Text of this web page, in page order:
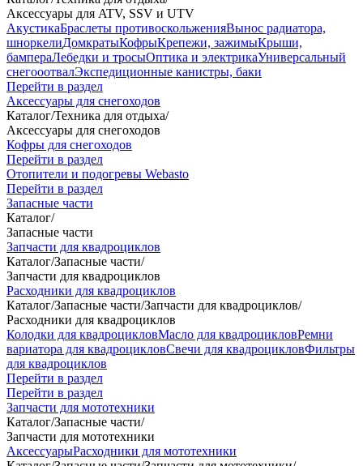
Аксессуары для ATV, SSV и UTV
АкустикаБраслеты противоскольженияВынос радиатора,
шноркелиДомкратыКофрыКрепежи, зажимыКрыши,
бампераЛебедки и тросыОптика и электрикаУниверсальный
снегооотвалЭкспедиционные канистры, баки
Перейти в раздел
Аксессуары для снегоходов
Каталог/Техника для отдыха/
Аксессуары для снегоходов
Кофры для снегоходов
Перейти в раздел
Отопители и подогревы Webasto
Перейти в раздел
Запасные части
Каталог/
Запасные части
Запчасти для квадроциклов
Каталог/Запасные части/
Запчасти для квадроциклов
Расходники для квадроциклов
Каталог/Запасные части/Запчасти для квадроциклов/
Расходники для квадроциклов
Колодки для квадроцикловМасло для квадроцикловРемни
вариатора для квадроцикловСвечи для квадроцикловФильтры
для квадроциклов
Перейти в раздел
Перейти в раздел
Запчасти для мототехники
Каталог/Запасные части/
Запчасти для мототехники
АксессуарыРасходники для мототехники